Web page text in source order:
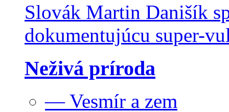
Slovák Martin Danišík
dokumentujúcu super-
Neživá príroda
— Vesmír a zem